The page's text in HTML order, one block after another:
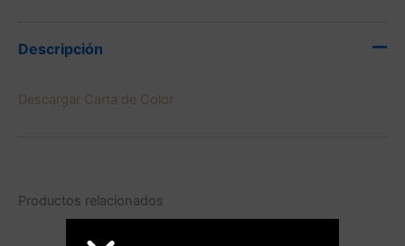
Descripción
Descargar Carta de Color
Productos relacionados